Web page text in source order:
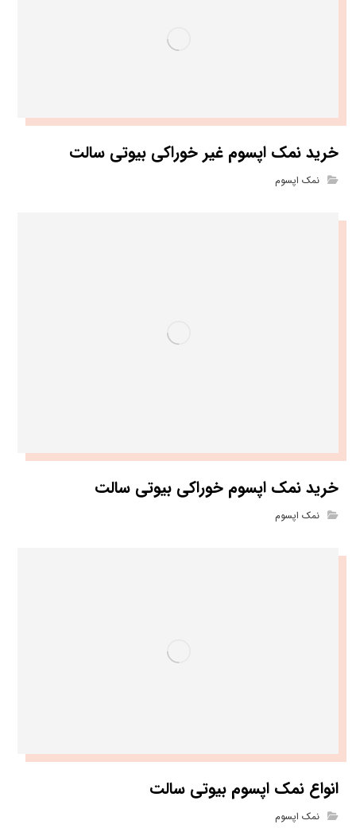
خرید نمک اپسوم غیر خوراکی بیوتی سالت
نمک اپسوم
خرید نمک اپسوم خوراکی بیوتی سالت
نمک اپسوم
انواع نمک اپسوم بیوتی سالت
نمک اپسوم